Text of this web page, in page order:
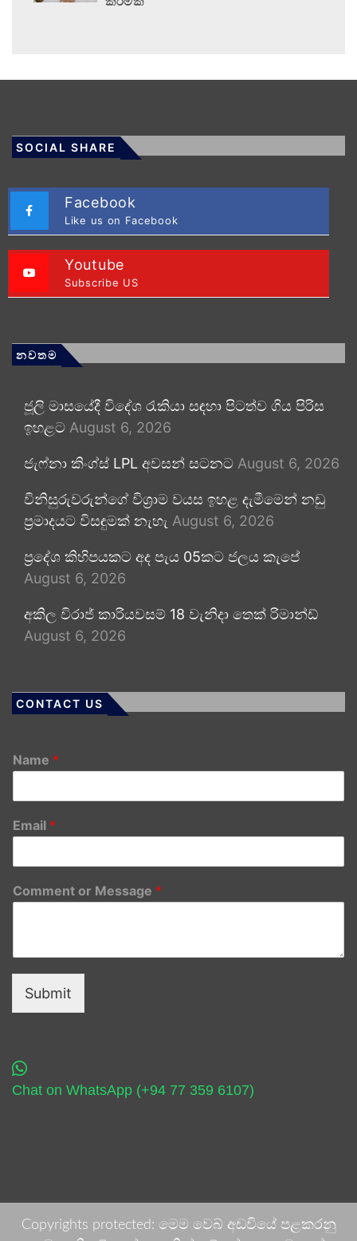
SOCIAL SHARE
Facebook
Like us on Facebook
Youtube
Subscribe US
නවතම
ජූලි මාසයේදී විදේශ රැකියා සඳහා පිටත්ව ගිය පිරිස
ඉහළට August 6, 2026
ජැෆ්නා කිංග්ස් LPL අවසන් සටනට August 6, 2026
විනිසුරුවරුන්ගේ විශ්‍රාම වයස ඉහළ දැමීමෙන් නඩු
ප්‍රමාදයට විසඳුමක් නැහැ August 6, 2026
ප්‍රදේශ කිහිපයකට අද පැය 05කට ජලය කැපේ
August 6, 2026
අකිල විරාජ් කාරියවසම් 18 වැනිදා තෙක් රිමාන්ඩ්
August 6, 2026
CONTACT US
Name *
Email *
Comment or Message *
Submit
Chat on WhatsApp (+94 77 359 6107)
Copyrights protected: මෙම වෙබ් අඩවියේ පළකරනු